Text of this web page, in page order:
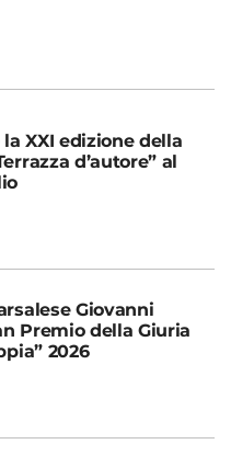
XXI edizione della
d’autore” al
Giovanni
Premio della Giuria
2026